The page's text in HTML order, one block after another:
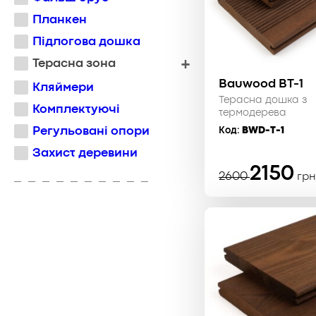
Планкен
Підлогова дошка
Терасна зона
Кляймери
Комплектуючі
Регульовані опори
Захист деревини
Bauwood BT-1
Терасна дошка з
термодерева
Код: BWD-T-1
2600
2600 ₴.
2150
Поточна
2150 ₴.